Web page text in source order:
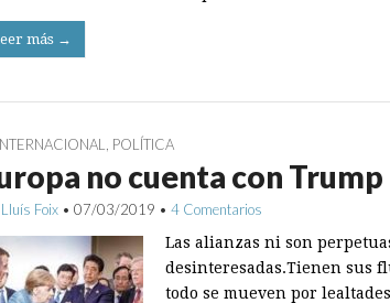
más →
POLÍTICA
no cuenta con Trump
Lluís Foix • 07/03/2019 • 4 Comentarios
Las alianzas ni son
desinteresadas.Tienen sus
todo se mueven por